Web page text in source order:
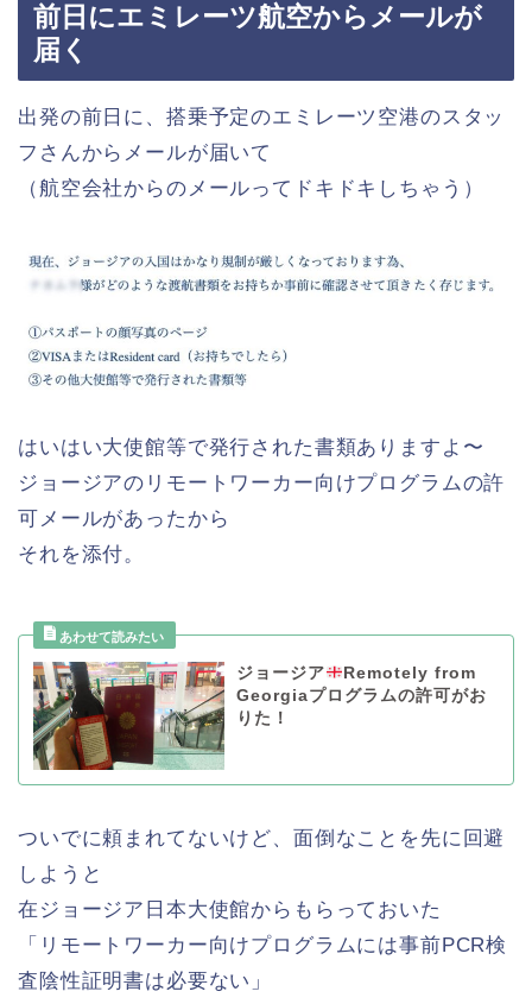
前日にエミレーツ航空からメールが
届く
出発の前日に、搭乗予定のエミレーツ空港のスタッ
フさんからメールが届いて
（航空会社からのメールってドキドキしちゃう）
はいはい大使館等で発行された書類ありますよ〜
ジョージアのリモートワーカー向けプログラムの許
可メールがあったから
それを添付。
ジョージア
Remotely from
Georgiaプログラムの許可がお
りた！
ついでに頼まれてないけど、面倒なことを先に回避
しようと
在ジョージア日本大使館からもらっておいた
「リモートワーカー向けプログラムには事前PCR検
査陰性証明書は必要ない」